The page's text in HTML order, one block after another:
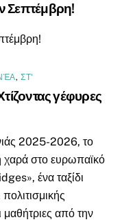
Σεπτέμβρη!
,ΣΤ'
γέφυρες
2025-2026, το
χαρά στο ευρωπαϊκό
ένα ταξίδι
από την